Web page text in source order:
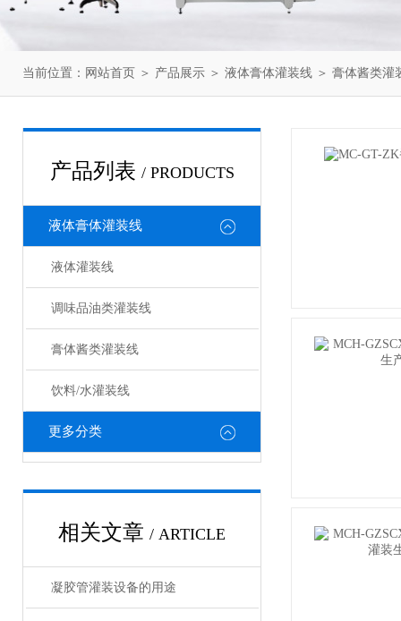
当前位置： 网站首页 ＞ 产品展示 ＞ 液体膏体灌装线 ＞ 膏体酱类灌
产品列表 / PRODUCTS
液体膏体灌装线
液体灌装线
调味品油类灌装线
膏体酱类灌装线
饮料/水灌装线
更多分类
相关文章 / ARTICLE
凝胶管灌装设备的用途